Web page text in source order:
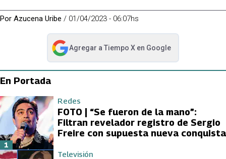
Por Azucena Uribe / 01/04/2023 - 06:07hs
Agregar a Tiempo Xen Google
abre en nueva pestaña
En Portada
Redes
FOTO | “Se fueron de la mano”:
Filtran revelador registro de Sergio
Freire con supuesta nueva conquista
1
Televisión